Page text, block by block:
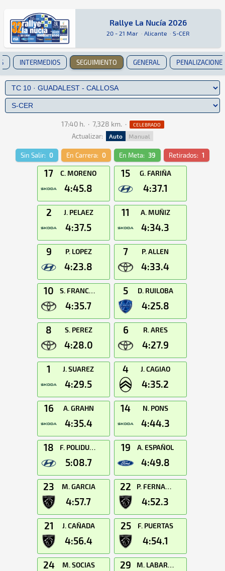
Rallye La Nucía 2026
Rallye La Nucía 2026
20 - 21 Mar · Alicante · S-CER
Rally · Rallye La Nucía 2026 · S-CER: Aquí
Alicante
INTERMEDIOS SEGUIMIENTO GENERAL
17:40 h. · 7,328 km. · CELEBRADO
Actualizar: Auto Manual
Sin Salir: 0 En Carrera: 0 En Meta: 39 Retirados: 1
17 C. MORENO
4:45.8
15 G. FARIÑA
4:37.1
2 J. PELAEZ
4:37.5
11 A. MUÑIZ
4:34.3
9 P. LOPEZ
4:23.8
7 P. ALLEN
4:33.4
10 S. FRANCOLI
4:35.7
5 D. RUILOBA
4:25.8
8 S. PEREZ
4:28.0
6 R. ARES
4:27.9
1 J. SUAREZ
4:29.5
4 J. CAGIAO
4:35.2
16 A. GRAHN
4:35.4
14 N. PONS
4:44.3
18 F. POLIDURA
5:08.7
19 A. ESPAÑOL
4:49.8
23 M. GARCIA
4:57.7
22 P. FERNANDEZ
4:52.3
21 J. CAÑADA
4:56.4
25 F. PUERTAS
4:54.1
24 M. SOCIAS 29 M. LABARIAS